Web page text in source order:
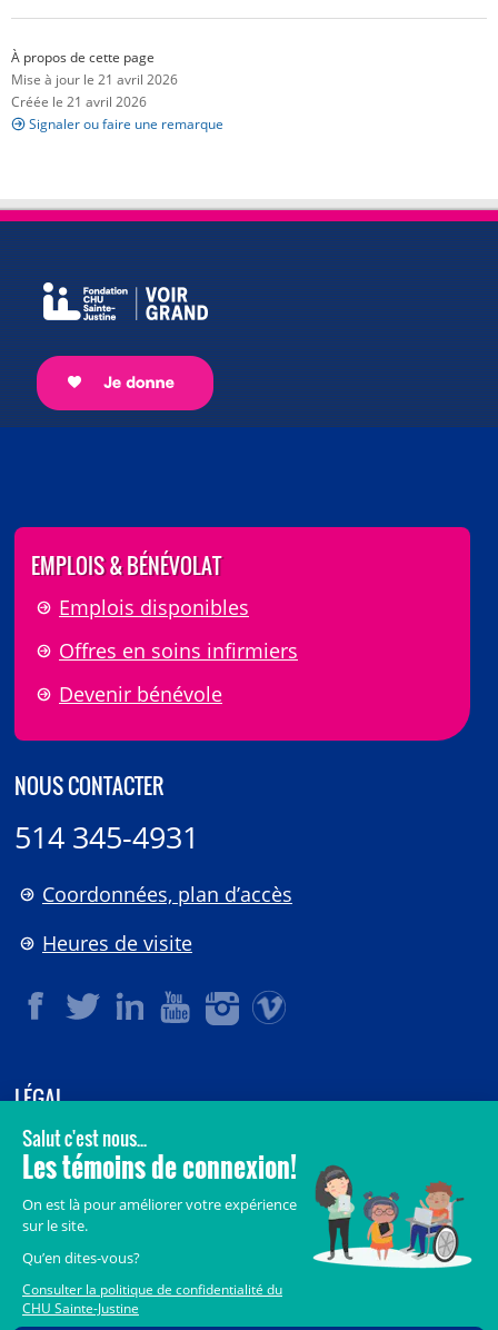
À propos de cette page
Mise à jour le 21 avril 2026
Créée le 21 avril 2026
Signaler ou faire une remarque
EMPLOIS & BÉNÉVOLAT
Emplois disponibles
Offres en soins infirmiers
Devenir bénévole
NOUS CONTACTER
514 345-4931
Coordonnées, plan d’accès
Heures de visite
LÉGAL
© 2006-2026CHU Sainte-Justine.
Tous droits réservés.
Crédits
Accès aux documents des organismes publics